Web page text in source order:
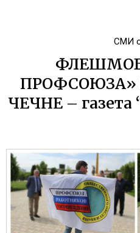
СМИ
ПРОФСОЮЗА»
ЧЕЧНЕ – газета